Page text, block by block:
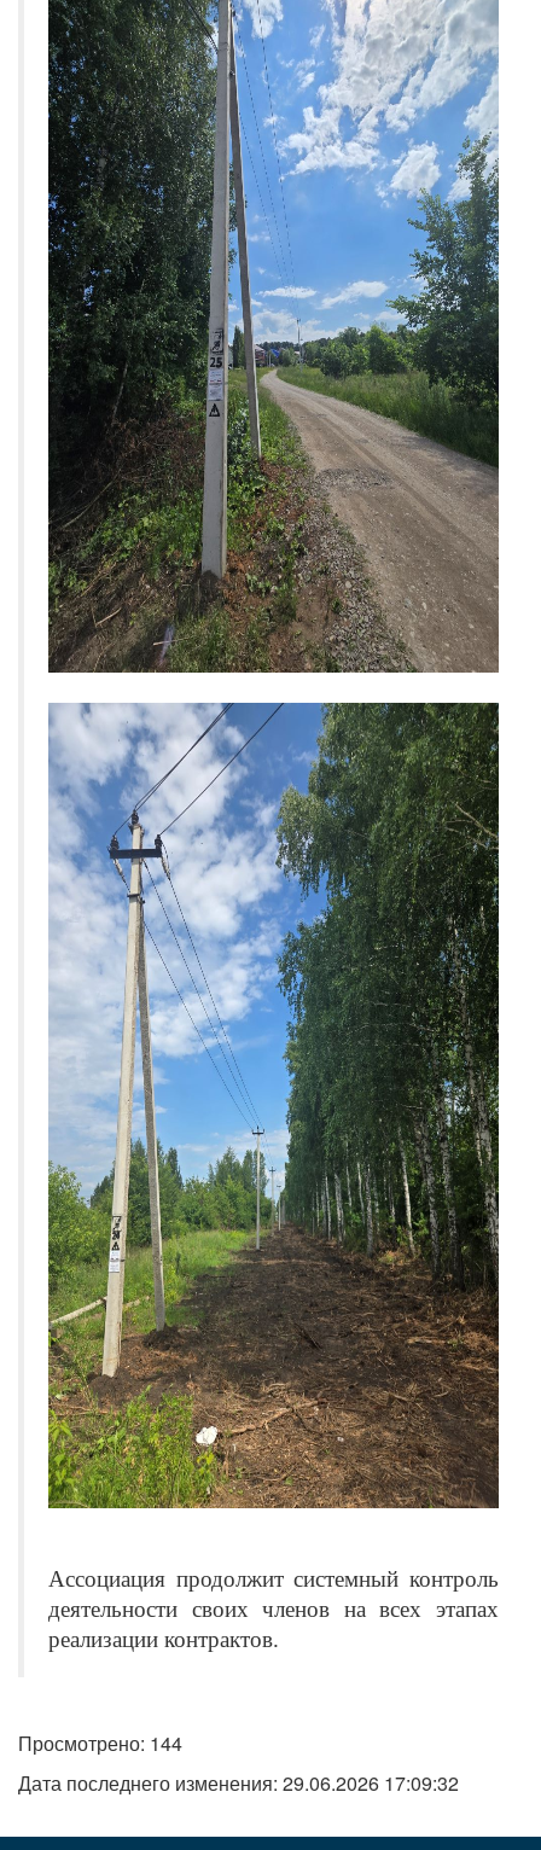
Ассоциация продолжит системный контроль
деятельности своих членов на всех этапах
реализации контрактов.
Просмотрено: 144
Дата последнего изменения: 29.06.2026 17:09:32